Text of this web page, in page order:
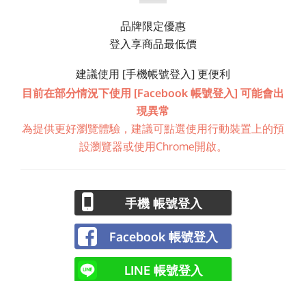
品牌限定優惠
登入享商品最低價
建議使用 [手機帳號登入] 更便利
目前在部分情況下使用 [Facebook 帳號登入] 可能會出
現異常
為提供更好瀏覽體驗，建議可點選使用行動裝置上的預
設瀏覽器或使用Chrome開啟。
手機 帳號登入
Facebook 帳號登入
LINE 帳號登入